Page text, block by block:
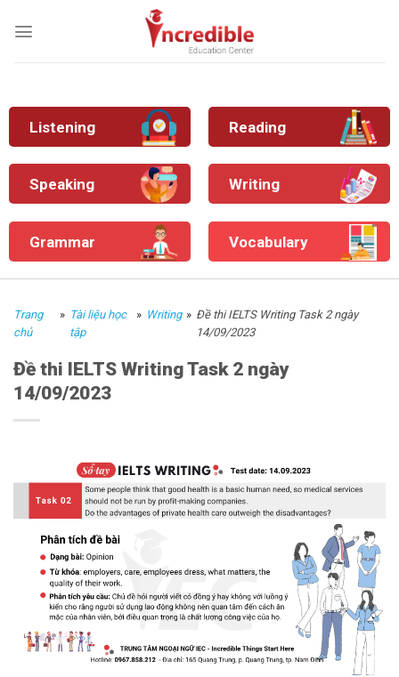
Listening Reading
Speaking Writing
Grammar Vocabulary
Trang
chủ
» Tài liệu học
tập
» Writing » Đề thi IELTS Writing Task 2 ngày
14/09/2023
Đề thi IELTS Writing Task 2 ngày
14/09/2023